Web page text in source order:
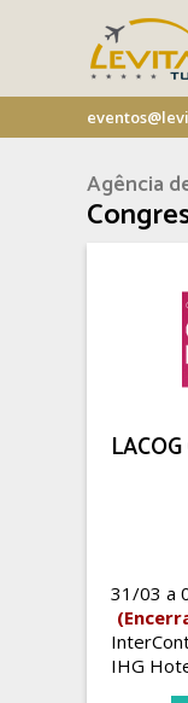
Agência
31/03 a
IHG